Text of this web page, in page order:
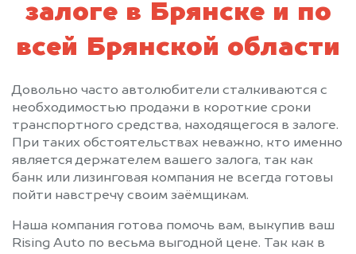
залоге в Брянске и по
всей Брянской области
Довольно часто автолюбители сталкиваются с
необходимостью продажи в короткие сроки
транспортного средства, находящегося в залоге.
При таких обстоятельствах неважно, кто именно
является держателем вашего залога, так как
банк или лизинговая компания не всегда готовы
пойти навстречу своим заёмщикам.
Наша компания готова помочь вам, выкупив ваш
Rising Auto по весьма выгодной цене. Так как в